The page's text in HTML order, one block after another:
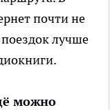
почти не
лучше
можно